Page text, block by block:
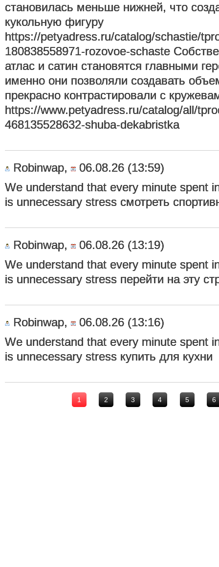
становилась меньше нижней, что
кукольную фигуру
https://petyadress.ru/catalog/schastie/
180838558971-rozovoe-schaste
атлас и сатин становятся главными
именно они позволяли создавать
прекрасно контрастировали с
https://www.petyadress.ru/catalog/all/
468135528632-shuba-dekabristka
Robinwap,
06.08.26 (13:59)
We understand that every minute spent
is unnecessary stress смотреть
Robinwap,
06.08.26 (13:19)
We understand that every minute spent
is unnecessary stress перейти на эту
Robinwap,
06.08.26 (13:16)
We understand that every minute spent
is unnecessary stress купить для кухни
1 2 3 4 5 6